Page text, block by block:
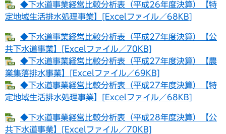
◆下水道事業経営比較分析表（平成26年度決算）【特
定地域生活排水処理事業】[Excelファイル／68KB]
◆下水道事業経営比較分析表（平成27年度決算）【公
共下水道事業】[Excelファイル／70KB]
◆下水道事業経営比較分析表（平成27年度決算）【農
業集落排水事業】[Excelファイル／69KB]
◆下水道事業経営比較分析表（平成27年度決算）【特
定地域生活排水処理事業】[Excelファイル／68KB]
◆下水道事業経営比較分析表（平成28年度決算）【公
共下水道事業】[Excelファイル／70KB]